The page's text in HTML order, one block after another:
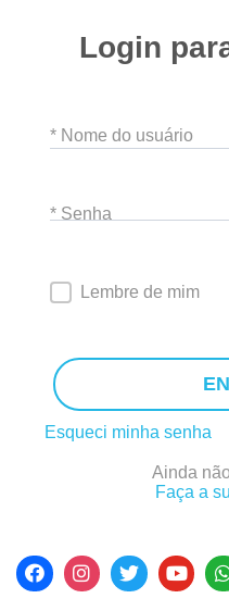
Login
* Nome do usuário
* Senha
Lembre de mim
Esqueci minha senha
Ainda
Faça a